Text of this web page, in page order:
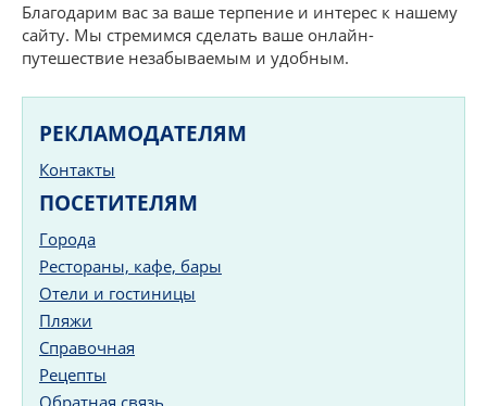
Благодарим вас за ваше терпение и интерес к нашему
сайту. Мы стремимся сделать ваше онлайн-
путешествие незабываемым и удобным.
РЕКЛАМОДАТЕЛЯМ
Контакты
ПОСЕТИТЕЛЯМ
Города
Рестораны, кафе, бары
Отели и гостиницы
Пляжи
Справочная
Рецепты
Обратная связь